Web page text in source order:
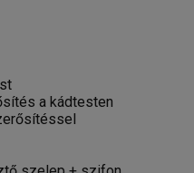
a kádtesten